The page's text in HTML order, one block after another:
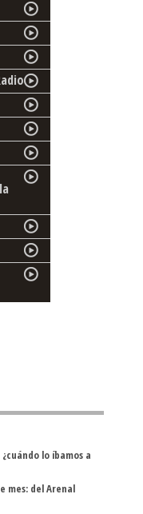
lo íbamos a
mes: del Arenal